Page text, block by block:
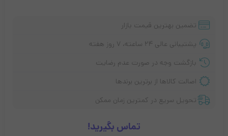
تضمین بهترین قیمت بازار
پشتیبانی عالی ۲۴ ساعته، ۷ روز هفته
بازگشت وجه در صورت عدم رضایت
اصالت کالاها از برترین برندها
تحویل سریع در کمترین زمان ممکن
تماس بگیرید!